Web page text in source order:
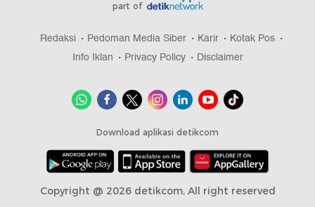
part of
Redaksi Pedoman Media Siber Karir
Kotak Pos
Info Iklan
Privacy Policy Disclaimer
Download aplikasi detikcom
Copyright @ 2026 detikcom, All right reserved